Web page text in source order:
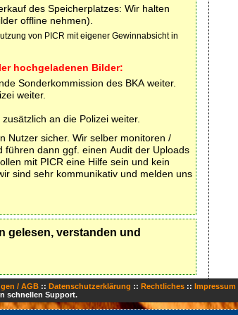
des Speicherplatzes: Wir halten
offline nehmen).
von PICR mit eigener Gewinnabsicht in
hochgeladenen Bilder:
Sonderkommission des BKA weiter.
weiter.
an die Polizei weiter.
Nutzer sicher. Wir selber monitoren /
dann ggf. einen Audit der Uploads
mit PICR eine Hilfe sein und kein
sind sehr kommunikativ und melden uns
gelesen, verstanden und
/ AGB ::Datenschutzerklärung ::Rechtliches ::Impressum
schnellen Support.